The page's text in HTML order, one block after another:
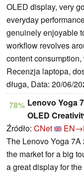
OLED display, very
everyday
genuinely enjoyable
workflow revolves
content
Recenzja laptopa,
długa, Data: 20/06/
78% Lenovo Yoga
OLED
Źródło: CNet
The Lenovo Yoga 7A
the market for a big
a great display for